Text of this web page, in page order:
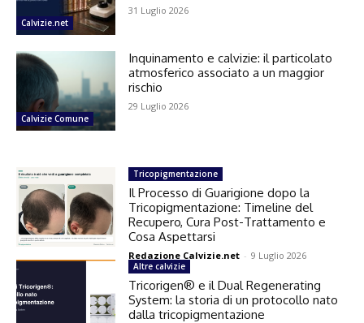
Calvizie.net
31 Luglio 2026
Calvizie Comune
Inquinamento e calvizie: il particolato
atmosferico associato a un maggior
rischio
29 Luglio 2026
Tricopigmentazione
Il Processo di Guarigione dopo la
Tricopigmentazione: Timeline del
Recupero, Cura Post-Trattamento e
Cosa Aspettarsi
Redazione Calvizie.net - 9 Luglio 2026
Altre calvizie
Tricorigen® e il Dual Regenerating
System: la storia di un protocollo nato
dalla tricopigmentazione